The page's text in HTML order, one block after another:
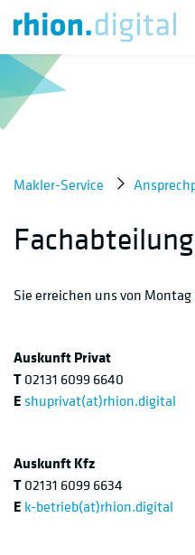
Makler-Service
Sie erreichen uns von Montag
Auskunft Privat
T02131 6099 6640
E shuprivat(at)rhion.digital
Auskunft Kfz
T02131 6099 6634
E k-betrieb(at)rhion.digital